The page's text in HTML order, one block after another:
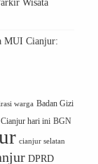
Wisata
MUI Cianjur:
warga Badan Gizi
hari ini BGN
cianjur selatan
DPRD